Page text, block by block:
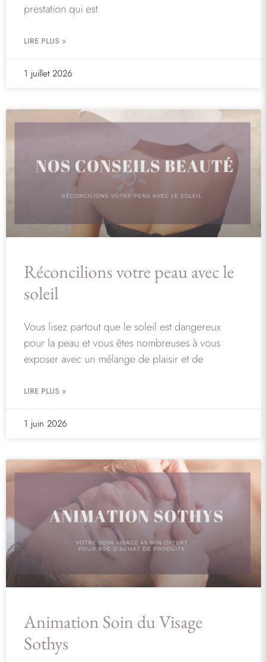
prestation qui est
LIRE PLUS »
1 juillet 2026
Réconcilions votre peau avec le
soleil
Vous lisez partout que le soleil est dangereux
pour la peau et vous êtes nombreuses à vous
exposer avec un mélange de plaisir et de
LIRE PLUS »
1 juin 2026
Animation Soin du Visage
Sothys